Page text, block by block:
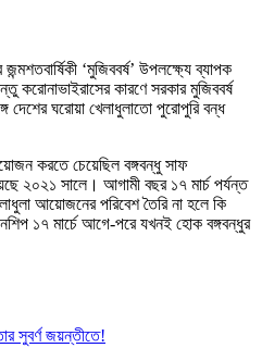
‘মুজিববর্ষ’ উপলক্ষ্যে ব্যাপক
করোনাভাইরাসের কারণে সরকার মুজিববর্ষ
ঘরোয়া খেলাধুলাতো পুরোপুরি বন্ধ
করতে চেয়েছিল বঙ্গবন্ধু সাফ
২০২১ সালে। আগামী বছর ১৭ মার্চ পর্যন্ত
আয়োজনের পরিবেশ তৈরি না হলে কি
১৭ মার্চে আগে-পরে যখনই হোক বঙ্গবন্ধুর
সুবর্ণ জয়ন্তীতে!